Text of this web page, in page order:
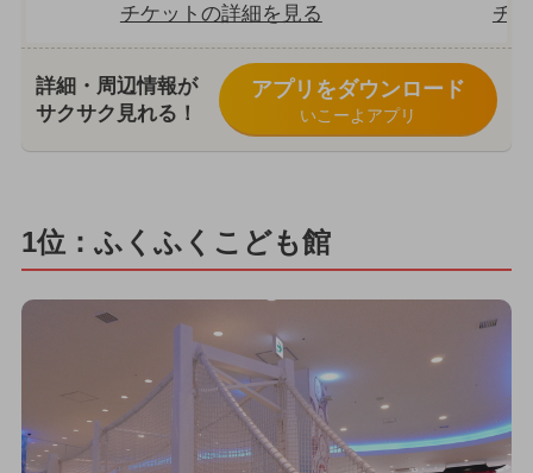
チケットの詳細を見る チ
詳細・周辺情報が
サクサク見れる！
アプリをダウンロード
いこーよアプリ
1位：ふくふくこども館